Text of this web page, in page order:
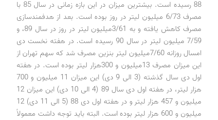
88 رسیده است. بیشترین میزان در این بازه زمانی در سال 85 با
مصرف 6/73 میلیون لیتر در روز بوده است. بعد از هدفمندسازی
مصرف کاهش یافته و به 3/61میلیون‌ لیتر در روز در سال 89، و
7/59 میلیون لیتر در سال 90 رسیده است. در هفته نخست دی
امسال روزانه 7/60میلیون لیتر بنزین مصرف شد که سهم تهران از
این میزان مصرف 13میلیون و 300هزار لیتر بوده است. در هفته
اول دی سال گذشته (3 الی 9 دی) این میزان 11 میلیون و 700
هزار لیتر، در هفته اول دی سال 89 (4 الی 10 دی) این میزان 12
میلیون و 457 هزار لیتر و در هفته اول دی 88 (5 الی 11 دی) 12
میلیون و 600 هزار لیتر بوده است. البته باید توجه داشت معمولاً